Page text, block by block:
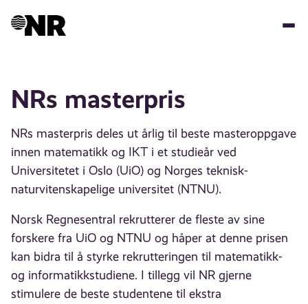
NRs masterpris
NRs masterpris deles ut årlig til beste masteroppgave
innen matematikk og IKT i et studieår ved
Universitetet i Oslo (UiO) og Norges teknisk-
naturvitenskapelige universitet (NTNU).
Norsk Regnesentral rekrutterer de fleste av sine
forskere fra UiO og NTNU og håper at denne prisen
kan bidra til å styrke rekrutteringen til matematikk-
og informatikkstudiene. I tillegg vil NR gjerne
stimulere de beste studentene til ekstra